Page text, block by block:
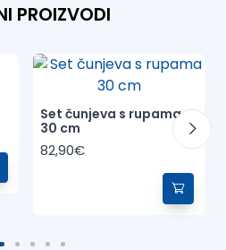
PROIZVODI
Set čunjeva s rupama
30 cm
82,90€